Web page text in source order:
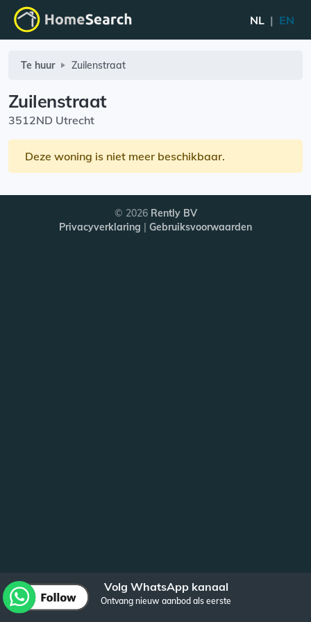
NL | EN
Te huur Zuilenstraat
Zuilenstraat
3512ND Utrecht
Deze woning is niet meer beschikbaar.
Volg WhatsApp kanaal
Ontvang nieuw aanbod als eerste
© 2026 Rently BV
Privacyverklaring | Gebruiksvoorwaarden